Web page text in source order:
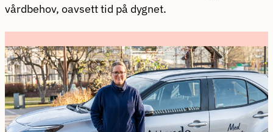
vårdbehov, oavsett tid på dygnet.